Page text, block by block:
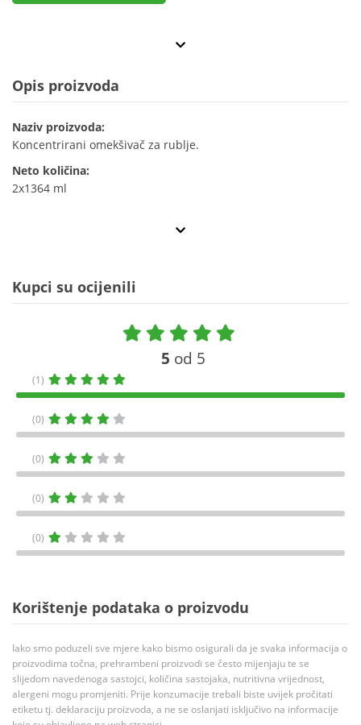
Opis proizvoda
Naziv proizvoda:
Koncentrirani omekšivač za rublje.
Neto količina:
2x1364 ml
Kupci su ocijenili
5 od 5
(1)
(0)
(0)
(0)
(0)
Korištenje podataka o proizvodu
Iako smo poduzeli sve mjere kako bismo osigurali da je svaka informacija o
proizvodima točna, prehrambeni proizvodi se često mijenjaju te se
slijedom navedenoga sastojci, količina sastojaka, nutritivna vrijednost,
alergeni mogu promjeniti. Prije konzumacije trebali biste uvijek pročitati
etiketu tj. deklaraciju proizvoda, a ne se oslanjati isključivo na informacije